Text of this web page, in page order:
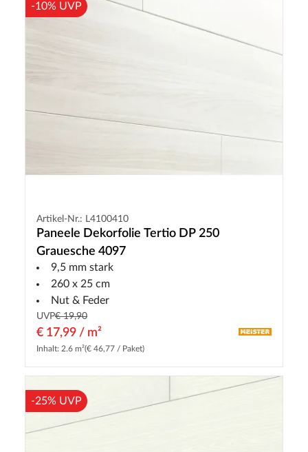
-10% UVP
Artikel-Nr.: L4100410
Paneele Dekorfolie Tertio DP 250
Grauesche 4097
9,5 mm stark
260 x 25 cm
Nut & Feder
UVP€ 19,90
€ 17,99 / m²
Inhalt: 2.6 m²(€ 46,77 / Paket)
-25% UVP